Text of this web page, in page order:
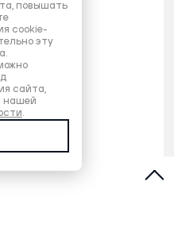
повышать
cookie-
эту
сайта,
нашей
.